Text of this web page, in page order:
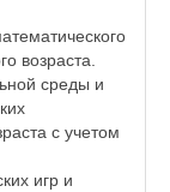
возраста.
среды и
с учетом
игр и